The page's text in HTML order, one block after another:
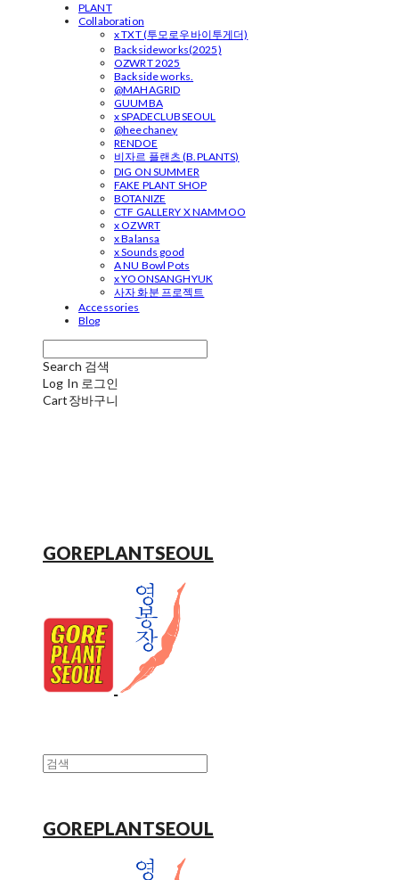
PLANT
Collaboration
x TXT (투모로우바이투게더)
Backsideworks(2025)
OZWRT 2025
Backside works.
@MAHAGRID
GUUMBA
x SPADECLUBSEOUL
@heechaney
RENDOE
비자르 플랜츠 (B.PLANTS)
DIG ON SUMMER
FAKE PLANT SHOP
BOTANIZE
CTF GALLERY X NAMMOO
x OZWRT
x Balansa
x Sounds good
A NU Bowl Pots
x YOONSANGHYUK
사자 화분 프로젝트
Accessories
Blog
Search 검색
Log In 로그인
Cart장바구니
GOREPLANTSEOUL
GOREPLANTSEOUL